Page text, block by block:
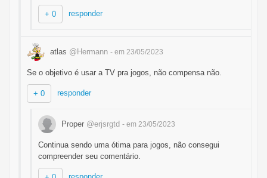
+ 0 responder
atlas @Hermann - em 23/05/2023
Se o objetivo é usar a TV pra jogos, não compensa não.
+ 0 responder
Proper @erjsrgtd - em 23/05/2023
Continua sendo uma ótima para jogos, não consegui
compreender seu comentário.